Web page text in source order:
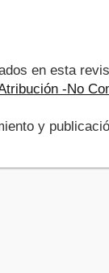
en esta
-No
y